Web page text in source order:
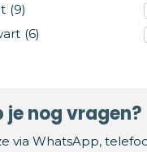
(9)
(6)
je nog vragen?
via WhatsApp,